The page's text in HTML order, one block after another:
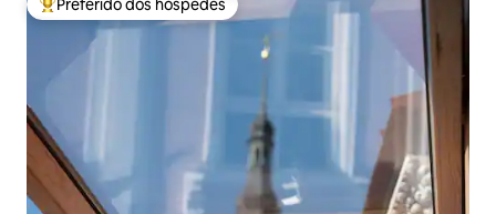
Entre os melhores preferidos dos hóspedes
Preferido dos hóspedes